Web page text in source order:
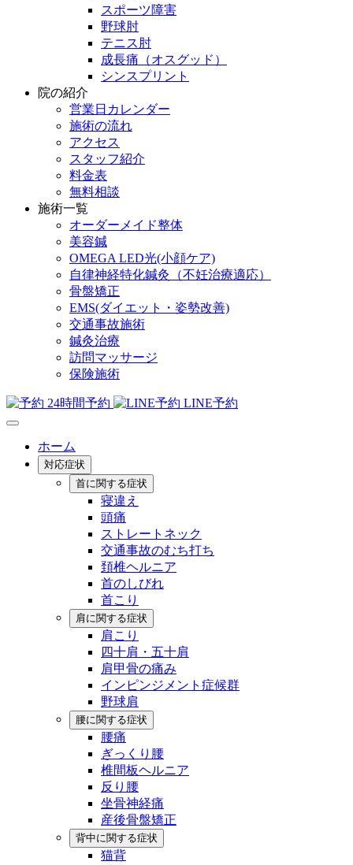
スポーツ障害
野球肘
テニス肘
成長痛（オスグッド）
シンスプリント
院の紹介
営業日カレンダー
施術の流れ
アクセス
スタッフ紹介
料金表
無料相談
施術一覧
オーダーメイド整体
美容鍼
OMEGA LED光(小顔ケア)
自律神経特化鍼灸（不妊治療適応）
骨盤矯正
EMS(ダイエット・姿勢改善)
交通事故施術
鍼灸治療
訪問マッサージ
保険施術
24時間予約 LINE予約
ホーム
対応症状
首に関する症状
寝違え
頭痛
ストレートネック
交通事故のむち打ち
頚椎ヘルニア
首のしびれ
首こり
肩に関する症状
肩こり
四十肩・五十肩
肩甲骨の痛み
インピンジメント症候群
野球肩
腰に関する症状
腰痛
ぎっくり腰
椎間板ヘルニア
反り腰
坐骨神経痛
産後骨盤矯正
背中に関する症状
猫背